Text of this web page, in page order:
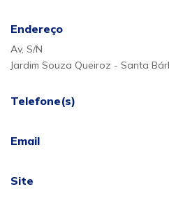
Endereço
Av, S/N
Jardim Souza Queiroz - Santa
Telefone(s)
Email
Site